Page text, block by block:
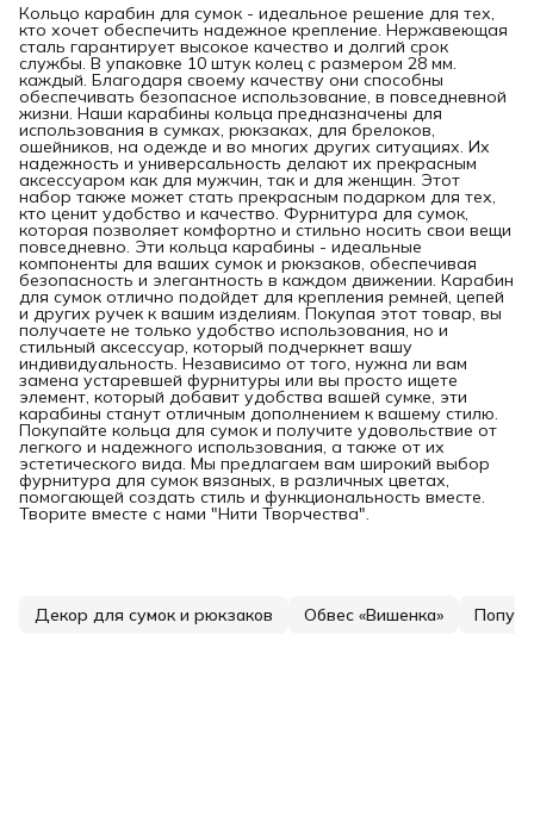
Кольцо карабин для сумок - идеальное решение для тех,
кто хочет обеспечить надежное крепление. Нержавеющая
сталь гарантирует высокое качество и долгий срок
службы. В упаковке 10 штук колец с размером 28 мм.
каждый. Благодаря своему качеству они способны
обеспечивать безопасное использование, в повседневной
жизни. Наши карабины кольца предназначены для
использования в сумках, рюкзаках, для брелоков,
ошейников, на одежде и во многих других ситуациях. Их
надежность и универсальность делают их прекрасным
аксессуаром как для мужчин, так и для женщин. Этот
набор также может стать прекрасным подарком для тех,
кто ценит удобство и качество. Фурнитура для сумок,
которая позволяет комфортно и стильно носить свои вещи
повседневно. Эти кольца карабины - идеальные
компоненты для ваших сумок и рюкзаков, обеспечивая
безопасность и элегантность в каждом движении. Карабин
для сумок отлично подойдет для крепления ремней, цепей
и других ручек к вашим изделиям. Покупая этот товар, вы
получаете не только удобство использования, но и
стильный аксессуар, который подчеркнет вашу
индивидуальность. Независимо от того, нужна ли вам
замена устаревшей фурнитуры или вы просто ищете
элемент, который добавит удобства вашей сумке, эти
карабины станут отличным дополнением к вашему стилю.
Покупайте кольца для сумок и получите удовольствие от
легкого и надежного использования, а также от их
эстетического вида. Мы предлагаем вам широкий выбор
фурнитура для сумок вязаных, в различных цветах,
помогающей создать стиль и функциональность вместе.
Творите вместе с нами "Нити Творчества".
Декор для сумок и рюкзаков Обвес «Вишенка»